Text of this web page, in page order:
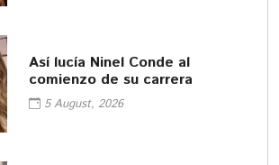
Así lucía Ninel Conde al
comienzo de su carrera
5 August, 2026